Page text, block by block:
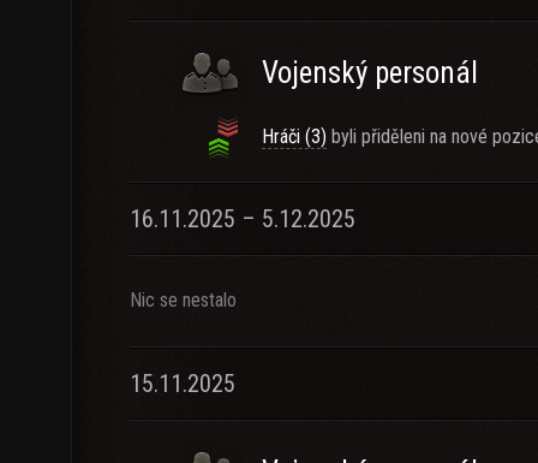
Vojenský personál
Hráči (3) byli přiděleni na nové
16.11.2025 – 5.12.2025
Nic se nestalo
15.11.2025